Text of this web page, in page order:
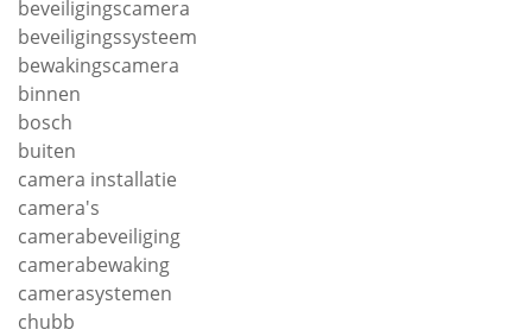
beveiligingscamera
beveiligingssysteem
bewakingscamera
binnen
bosch
buiten
camera installatie
camera's
camerabeveiliging
camerabewaking
camerasystemen
chubb